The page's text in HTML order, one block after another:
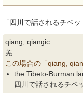
「四川で話されるチベ
qiang, qiangic
羌
この場合の「qiang,
the Tibeto-Burman
四川で話されるチベ